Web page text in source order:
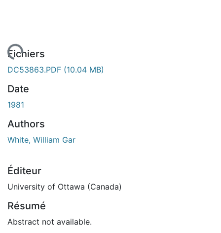
Fichiers
DC53863.PDF (10.04 MB)
Date
1981
Authors
White, William Gar
Éditeur
University of Ottawa (Canada)
Résumé
Abstract not available.